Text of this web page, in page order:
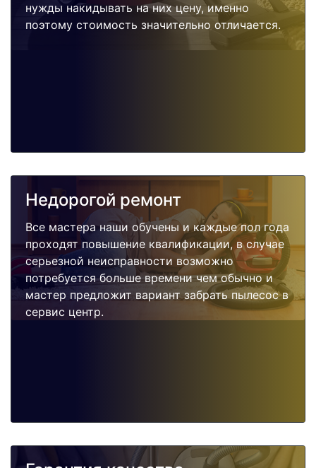
нужды накидывать на них цену, именно
поэтому стоимость значительно отличается.
Недорогой ремонт
Все мастера наши обучены и каждые пол года
проходят повышение квалификации, в случае
серьезной неисправности возможно
потребуется больше времени чем обычно и
мастер предложит вариант забрать пылесос в
сервис центр.